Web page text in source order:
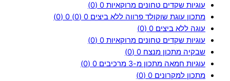
עוגיות שקדים טחונים מרוקאיות 0 (0)
מתכון עוגת שוקולד פרווה ללא ביצים 0 (0)
0 (0)
עוגה ללא ביצים 0 (0)
עוגיות שקדים טחונים מרוקאיות 0 (0)
שבקיה מתכון מנצח 0 (0)
עוגיות חמאה מתכון מ-3 מרכיבים
0 (0)
מתכון למקרונים 0 (0)